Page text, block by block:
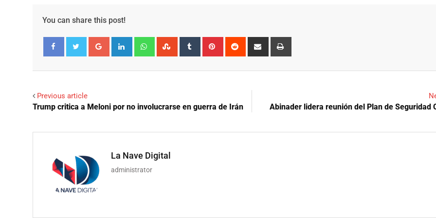
You can share this post!
Google+ LinkedIn WhatsappStumbleUpon
Tumblr Pinterest Reddit
Share
Previous article
Trump critica a Meloni por no involucrarse en guerra de Irán Abinader lidera reunión del Plan de Seguridad
La Nave Digital
administrator